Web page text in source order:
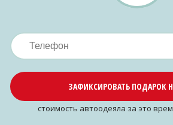
ЗАФИКСИРОВАТЬ ПОДАРОК
cтоимость автоодеяла за это